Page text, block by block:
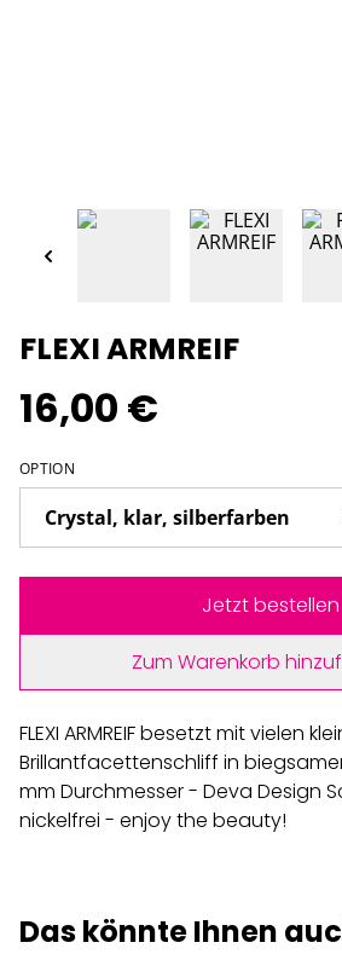
FLEXI ARMREIF
16,00 €
OPTION
Jetzt bestellen
Zum Warenkorb
FLEXI ARMREIF besetzt mit vielen
Brillantfacettenschliff in
mm Durchmesser - Deva Design
nickelfrei - enjoy the beauty!
Das könnte Ihnen